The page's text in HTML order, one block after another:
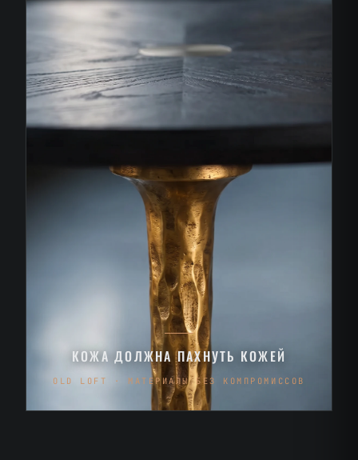
КОЖА ДОЛЖНА ПАХНУТЬ КОЖЕЙ
OLD LOFT · МАТЕРИАЛЫ БЕЗ КОМПРОМИССОВ